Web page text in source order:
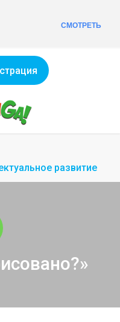
развитие
СМОТРЕТЬ